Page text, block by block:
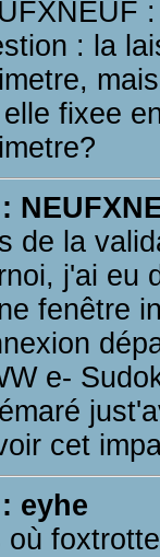
: la
fixee
de la
j'ai eu
fenêtre
e-
cet
eyhe
où